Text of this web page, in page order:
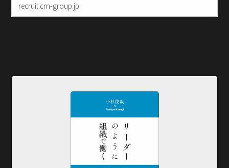
recruit.cm-group.jp